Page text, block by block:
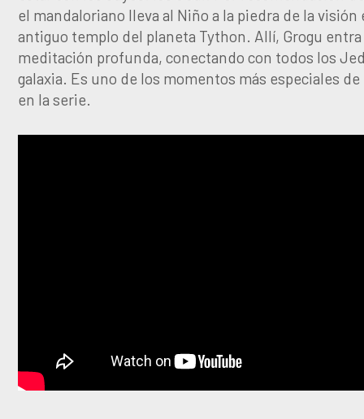
el mandaloriano lleva al Niño a la piedra de la visión
antiguo templo del planeta Tython. Allí, Grogu
meditación profunda, conectando con todos los
galaxia. Es uno de los momentos más especiales de
en la serie.